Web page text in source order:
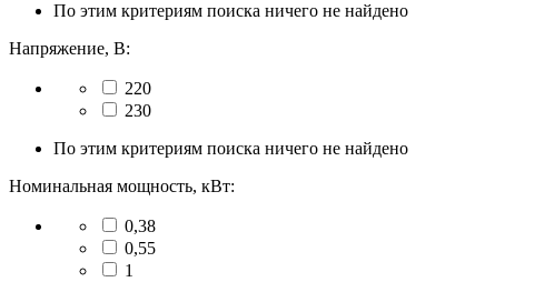
По этим критериям поиска ничего не найдено
Напряжение, В:
220
230
По этим критериям поиска ничего не найдено
Номинальная мощность, кВт:
0,38
0,55
1